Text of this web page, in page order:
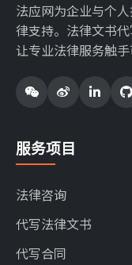
法应网为企业与个
律支持。法律文书
让专业法律服务触手
服务项目
法律咨询
代写法律文书
代写合同